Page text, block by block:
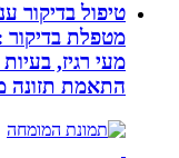
טיפול בדיקור ענת
מטפלת בדיקור :
מעי רגיז, בעיות
התאמת תזונה